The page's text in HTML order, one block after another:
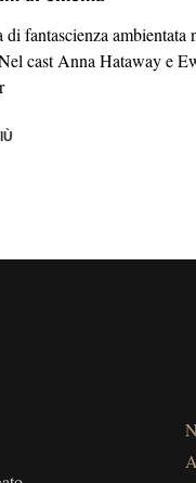
di fantascienza ambientata
cast Anna Hataway e